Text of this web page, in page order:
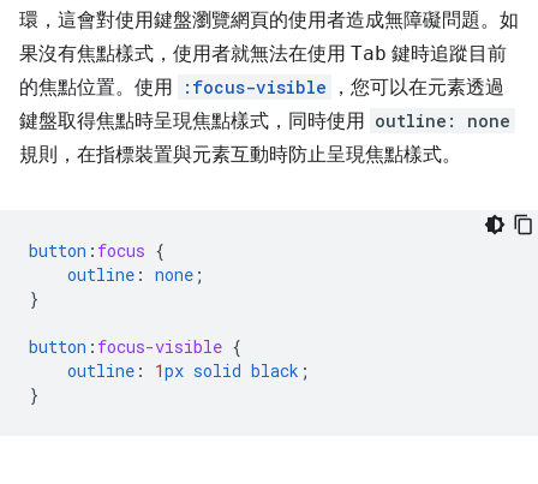
環，這會對使用鍵盤瀏覽網頁的使用者造成無障礙問題。如
果沒有焦點樣式，使用者就無法在使用 Tab 鍵時追蹤目前
的焦點位置。使用
:focus-visible
，您可以在元素透過
鍵盤取得焦點時呈現焦點樣式，同時使用 outline: none
規則，在指標裝置與元素互動時防止呈現焦點樣式。
button : focus {
outline : none ;
}
button : focus-visible {
outline : 1px solid black ;
}